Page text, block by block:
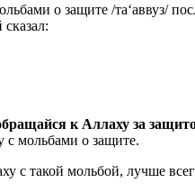
о защите /та‘аввуз/
к Аллаху за
с мольбами о защите.
с такой мольбой, лучше